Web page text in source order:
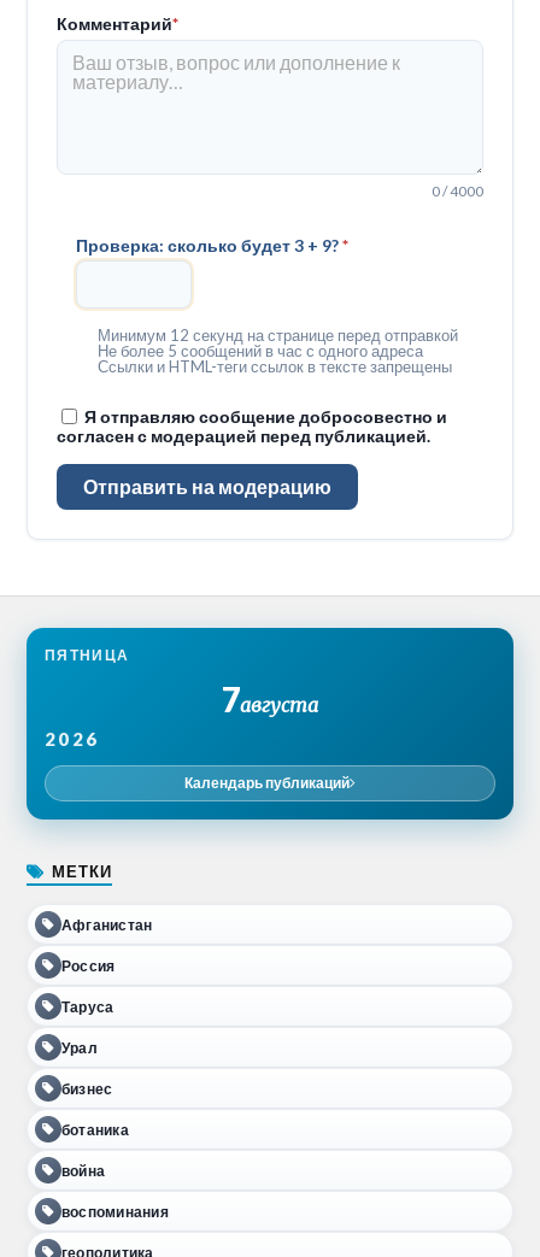
Комментарий*
0 / 4000
Проверка: сколько будет 3 + 9?*
Минимум 12 секунд на странице перед отправкой
Не более 5 сообщений в час с одного адреса
Ссылки и HTML-теги ссылок в тексте запрещены
Я отправляю сообщение добросовестно и
согласен с модерацией перед публикацией.
Отправить на модерацию
ПЯТНИЦА
7августа
2026
Календарь публикаций
МЕТКИ
Афганистан
Россия
Таруса
Урал
бизнес
ботаника
война
воспоминания
геополитика